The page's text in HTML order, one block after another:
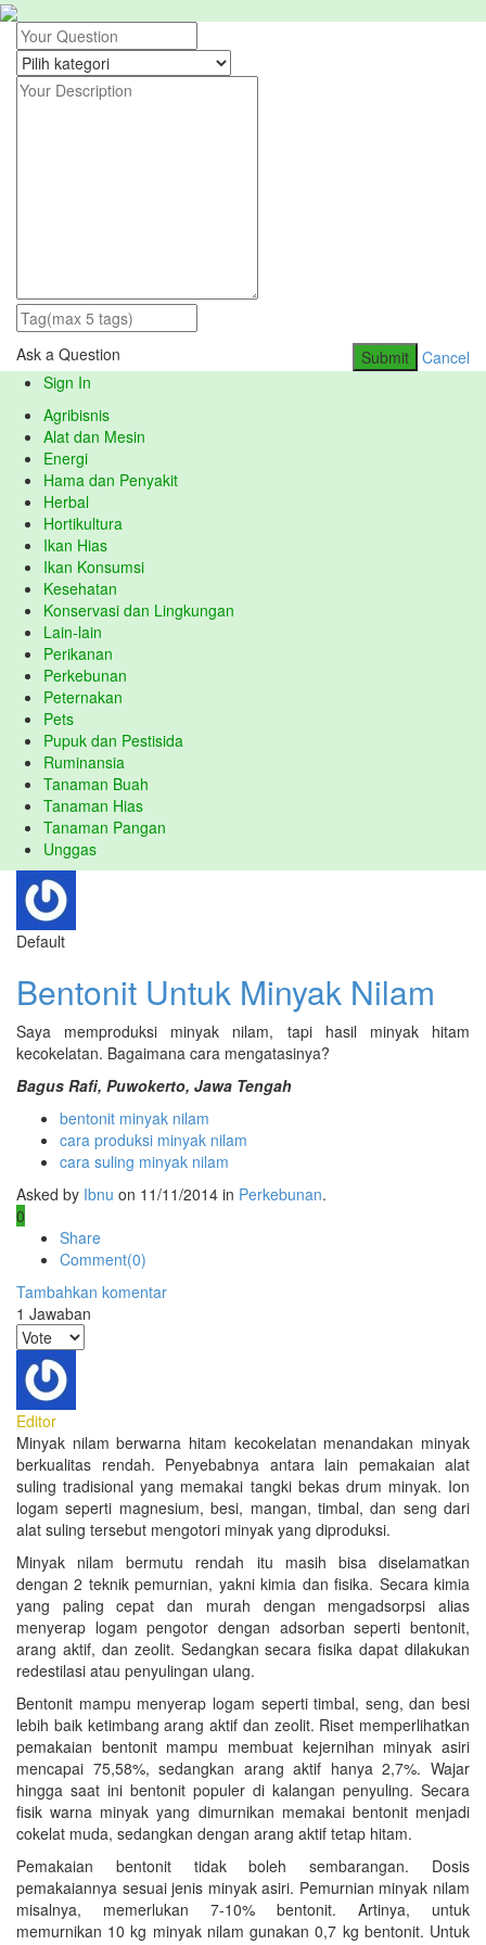
Ask a Question Submit
Cancel
Sign In
Agribisnis
Alat dan Mesin
Energi
Hama dan Penyakit
Herbal
Hortikultura
Ikan Hias
Ikan Konsumsi
Kesehatan
Konservasi dan Lingkungan
Lain-lain
Perikanan
Perkebunan
Peternakan
Pets
Pupuk dan Pestisida
Ruminansia
Tanaman Buah
Tanaman Hias
Tanaman Pangan
Unggas
Default
Bentonit Untuk Minyak Nilam
Saya memproduksi minyak nilam, tapi hasil minyak hitam
kecokelatan. Bagaimana cara mengatasinya?
Bagus Rafi, Puwokerto, Jawa Tengah
bentonit minyak nilam
cara produksi minyak nilam
cara suling minyak nilam
Asked by Ibnu on 11/11/2014 in Perkebunan.
0
Share
Comment(0)
Tambahkan komentar
1 Jawaban
Editor
Minyak nilam berwarna hitam kecokelatan menandakan minyak
berkualitas rendah. Penyebabnya antara lain pemakaian alat
suling tradisional yang memakai tangki bekas drum minyak. Ion
logam seperti magnesium, besi, mangan, timbal, dan seng dari
alat suling tersebut mengotori minyak yang diproduksi.
Minyak nilam bermutu rendah itu masih bisa diselamatkan
dengan 2 teknik pemurnian, yakni kimia dan fisika. Secara kimia
yang paling cepat dan murah dengan mengadsorpsi alias
menyerap logam pengotor dengan adsorban seperti bentonit,
arang aktif, dan zeolit. Sedangkan secara fisika dapat dilakukan
redestilasi atau penyulingan ulang.
Bentonit mampu menyerap logam seperti timbal, seng, dan besi
lebih baik ketimbang arang aktif dan zeolit. Riset memperlihatkan
pemakaian bentonit mampu membuat kejernihan minyak asiri
mencapai 75,58%, sedangkan arang aktif hanya 2,7%. Wajar
hingga saat ini bentonit populer di kalangan penyuling. Secara
fisik warna minyak yang dimurnikan memakai bentonit menjadi
cokelat muda, sedangkan dengan arang aktif tetap hitam.
Pemakaian bentonit tidak boleh sembarangan. Dosis
pemakaiannya sesuai jenis minyak asiri. Pemurnian minyak nilam
misalnya, memerlukan 7-10% bentonit. Artinya, untuk
memurnikan 10 kg minyak nilam gunakan 0,7 kg bentonit. Untuk